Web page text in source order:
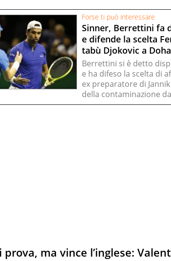
Forse ti può interessare
Sinner, Berrettini fa
e difende la scelta
tabù Djokovic a Doha
Berrettini si è detto
e ha difeso la scelta di
ex preparatore di
della contaminazione
ma vince l’inglese: